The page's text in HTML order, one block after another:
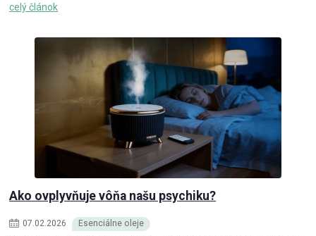
celý článok
Ako ovplyvňuje vôňa našu psychiku?
07.02.2026 Esenciálne oleje